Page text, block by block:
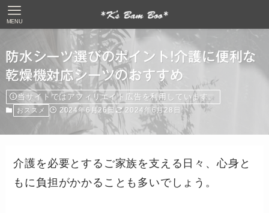
MENU
防水シーツ選びのポイント!介護に便利な
乾燥機対応シーツのおすすめ
当サイトではアフィリエイト広告を利用しています。
おススメ 2024年6月26日 2024年6月28日
介護を必要とするご家族を支える日々、心身と
もに負担がかかることも多いでしょう。